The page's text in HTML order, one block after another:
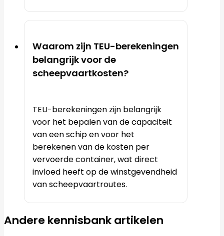
Waarom zijn TEU-berekeningen
belangrijk voor de
scheepvaartkosten?
TEU-berekeningen zijn belangrijk
voor het bepalen van de capaciteit
van een schip en voor het
berekenen van de kosten per
vervoerde container, wat direct
invloed heeft op de winstgevendheid
van scheepvaartroutes.
Andere kennisbank artikelen